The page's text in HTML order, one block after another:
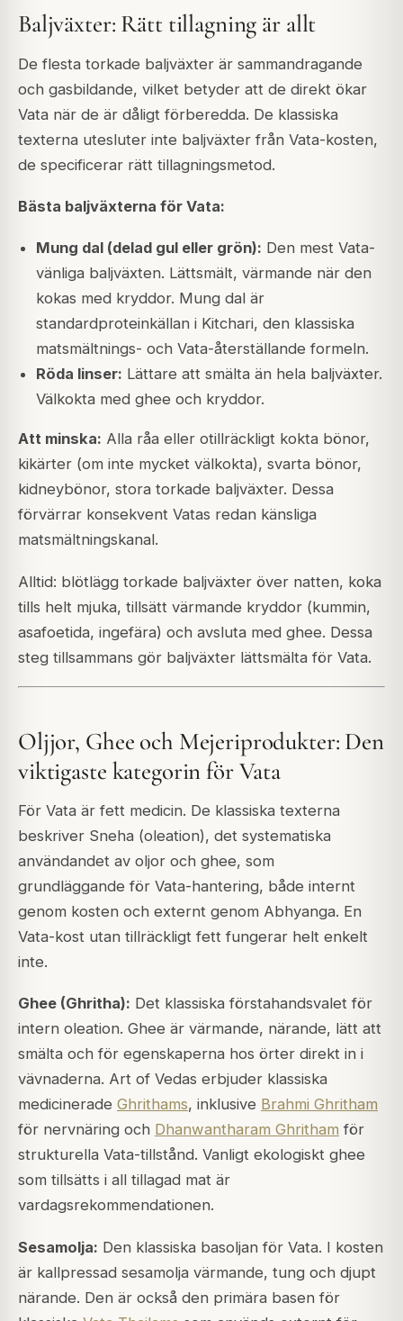
Baljväxter: Rätt tillagning är allt
De flesta torkade baljväxter är sammandragande
och gasbildande, vilket betyder att de direkt ökar
Vata när de är dåligt förberedda. De klassiska
texterna utesluter inte baljväxter från Vata-kosten,
de specificerar rätt tillagningsmetod.
Bästa baljväxterna för Vata:
Mung dal (delad gul eller grön): Den mest Vata-
vänliga baljväxten. Lättsmält, värmande när den
kokas med kryddor. Mung dal är
standardproteinkällan i Kitchari, den klassiska
matsmältnings- och Vata-återställande formeln.
Röda linser: Lättare att smälta än hela baljväxter.
Välkokta med ghee och kryddor.
Att minska: Alla råa eller otillräckligt kokta bönor,
kikärter (om inte mycket välkokta), svarta bönor,
kidneybönor, stora torkade baljväxter. Dessa
förvärrar konsekvent Vatas redan känsliga
matsmältningskanal.
Alltid: blötlägg torkade baljväxter över natten, koka
tills helt mjuka, tillsätt värmande kryddor (kummin,
asafoetida, ingefära) och avsluta med ghee. Dessa
steg tillsammans gör baljväxter lättsmälta för Vata.
Oljjor, Ghee och Mejeriprodukter: Den
viktigaste kategorin för Vata
För Vata är fett medicin. De klassiska texterna
beskriver Sneha (oleation), det systematiska
användandet av oljor och ghee, som
grundläggande för Vata-hantering, både internt
genom kosten och externt genom Abhyanga. En
Vata-kost utan tillräckligt fett fungerar helt enkelt
inte.
Ghee (Ghritha): Det klassiska förstahandsvalet för
intern oleation. Ghee är värmande, närande, lätt att
smälta och för egenskaperna hos örter direkt in i
vävnaderna. Art of Vedas erbjuder klassiska
medicinerade Ghrithams, inklusive Brahmi Ghritham
för nervnäring och Dhanwantharam Ghritham för
strukturella Vata-tillstånd. Vanligt ekologiskt ghee
som tillsätts i all tillagad mat är
vardagsrekommendationen.
Sesamolja: Den klassiska basoljan för Vata. I kosten
är kallpressad sesamolja värmande, tung och djupt
närande. Den är också den primära basen för